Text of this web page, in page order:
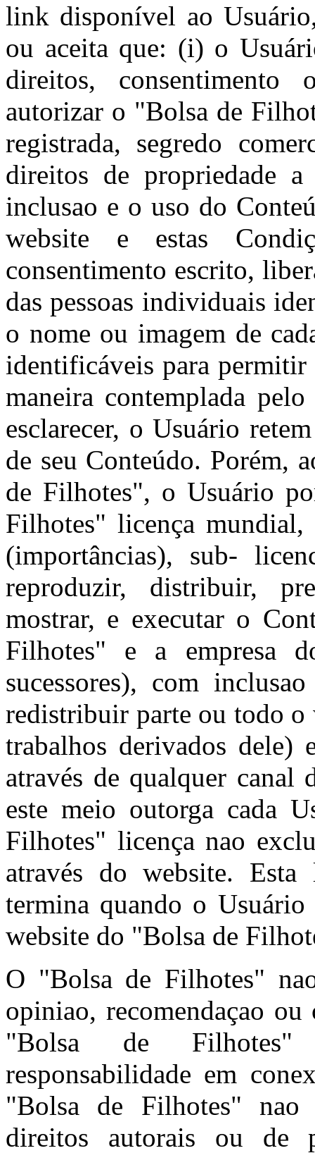
link disponível ao
ou aceita que: (i) o
direitos,
autorizar o "Bolsa de
registrada, segredo
direitos de propriedade
inclusao e o uso do
website e estas
consentimento escrito,
das pessoas individuais
o nome ou imagem de
identificáveis para
maneira contemplada
esclarecer, o Usuário
de seu Conteúdo. Porém,
de Filhotes", o Usuário
Filhotes" licença
(importâncias), sub-
reproduzir, distribuir,
mostrar, e executar o
Filhotes" e a empresa
sucessores), com
redistribuir parte ou todo
trabalhos derivados
através de qualquer
este meio outorga cada
Filhotes" licença nao
através do website. Esta
termina quando o
website do "Bolsa de
O "Bolsa de Filhotes"
opiniao, recomendaçao
"Bolsa de Filhotes"
responsabilidade em
"Bolsa de Filhotes" nao
direitos autorais ou de